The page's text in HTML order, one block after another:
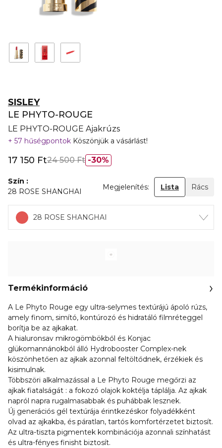
SISLEY
LE PHYTO-ROUGE
LE PHYTO-ROUGE Ajakrúzs
57 hűségpontok Köszönjük a vásárlást!
30%
17 150 Ft24 500 Ft
Szín
28 ROSE SHANGHAI
Megjelenítés: Lista Rács
28 ROSE SHANGHAI
Termékinformáció
A Le Phyto Rouge egy ultra-selymes textúrájú ápoló rúzs,
amely finom, simító, kontúrozó és hidratáló filmréteggel
borítja be az ajkakat.
A hialuronsav mikrogömbökből és Konjac
glükomannánokból álló Hydrobooster Complex-nek
köszönhetően az ajkak azonnal feltöltődnek, érzékiek és
kisimulnak.
Többszöri alkalmazással a Le Phyto Rouge megőrzi az
ajkak fiatalságát : a fokozó olajok koktélja táplálja. Az ajkak
napról napra rugalmasabbak és puhábbak lesznek.
Új generációs gél textúrája érintkezéskor folyadékként
olvad az ajkakba, és páratlan, tartós komfortérzetet biztosít.
Az ultra-tiszta pigmentek kombinációja azonnali színhatást
és ultra-fényes finisht biztosít.